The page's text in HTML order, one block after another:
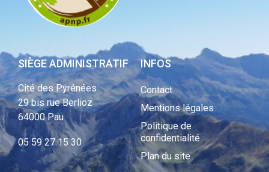
SIÈGE ADMINISTRATIF
Cité des Pyrénées
29 bis rue Berlioz
64000 Pau
05 59 27 15 30
INFOS
Contact
Mentions légales
Politique de
confidentialité
Plan du site